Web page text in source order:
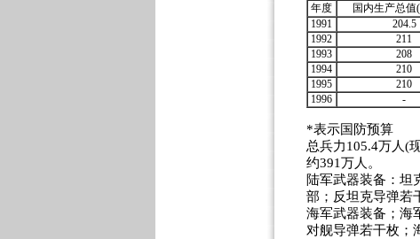
年度 国内生产总值
1991
204.5
1992
211
1993
208
1994
210
1995
210
1996
-
*表示国防预算
总兵力105.4万人(
约391万人。
陆军武器装备：坦
部；反坦克导弹若
海军武器装备；海
对舰导弹若干枚；